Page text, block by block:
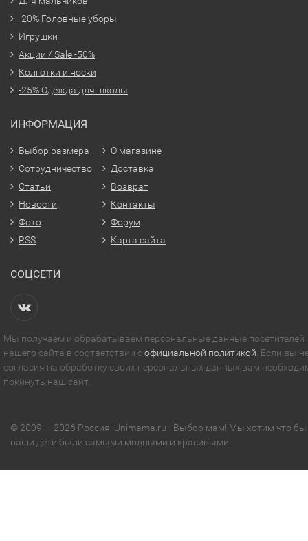
-20% Головные уборы
Игрушки
Акции / Sale -50%
Колготки и носки
-25% Одежда для школы
ИНФОРМАЦИЯ
Выбор размера
Сотрудничество
Статьи
Новости
Фото
RSS
О магазине
Доставка
Возврат
Контакты
Форум
Карта сайта
СОЦСЕТИ
Мы получаем и обрабатываем персональные данные посетителей
нашего сайта в соответствии софициальной политикой . Если вы
согласия на обработку своих персональных данных,вам
покинуть наш сайт.
© 2009 — 2026 Россия. Unimama.ru - Выбор мам! Мы хотим что бы
ваши дети были самыми модными и красивыми!